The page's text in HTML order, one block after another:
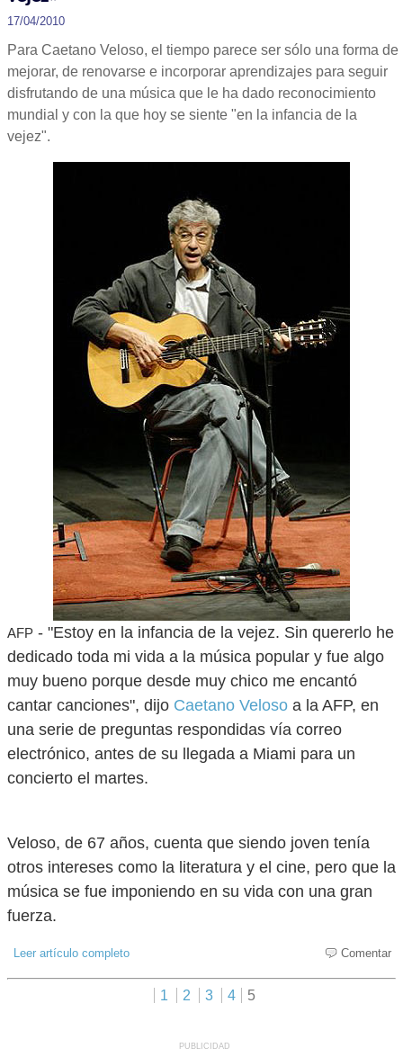
17/04/2010
Para Caetano Veloso, el tiempo parece ser sólo una forma de
mejorar, de renovarse e incorporar aprendizajes para seguir
disfrutando de una música que le ha dado reconocimiento
mundial y con la que hoy se siente "en la infancia de la
vejez".
AFP - "Estoy en la infancia de la vejez. Sin quererlo he
dedicado toda mi vida a la música popular y fue algo
muy bueno porque desde muy chico me encantó
cantar canciones", dijo Caetano Veloso a la AFP, en
una serie de preguntas respondidas vía correo
electrónico, antes de su llegada a Miami para un
concierto el martes.
Veloso, de 67 años, cuenta que siendo joven tenía
otros intereses como la literatura y el cine, pero que la
música se fue imponiendo en su vida con una gran
fuerza.
Leer artículo completo Comentar
1 2 3 4 5
PUBLICIDAD